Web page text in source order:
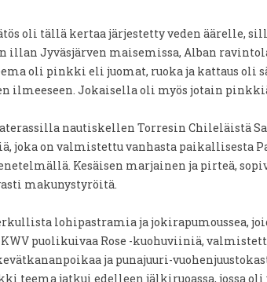
oli tällä kertaa järjestetty veden äärelle,
illan Jyväsjärven maisemissa, Alban
oli pinkki eli juomat, ruoka ja kattaus oli
ilmeeseen. Jokaisella oli myös jotain
nautiskellen Torresin Chileläistä
joka on valmistettu vanhasta paikallisesta
Kesäisen marjainen ja pirteä,
makunystyröitä.
lohipastramia ja jokirapumoussea,
puolikuivaa Rose -kuohuviiniä,
ja punajuuri-
teema jatkui edelleen jälkiruoassa, jossa oli